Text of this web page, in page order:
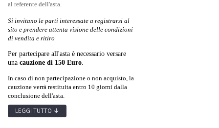
al referente dell'asta.
Si invitano le parti interessate a registrarsi al
sito e prendere attenta visione delle condizioni
di vendita e ritiro
Per partecipare all'asta è necessario versare
una cauzione di 150 Euro.
In caso di non partecipazione o non acquisto, la
cauzione verrà restituita entro 10 giorni dalla
conclusione dell'asta.
LEGGI TUTTO ↓